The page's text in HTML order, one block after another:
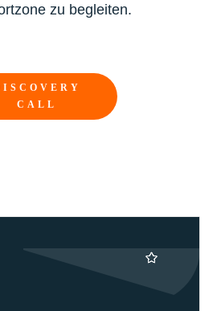
zu begleiten.
CALL